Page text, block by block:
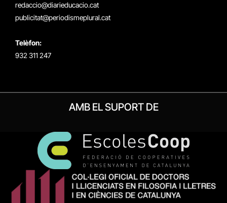
redaccio@diarieducacio.cat
publicitat@periodismeplural.cat
Telèfon:
932 311 247
AMB EL SUPORT DE